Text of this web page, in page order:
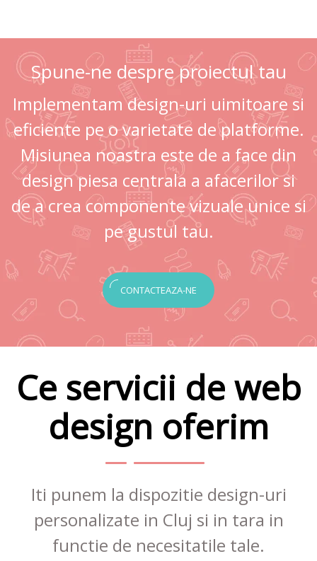
Spune-ne despre proiectul tau
Implementam design-uri uimitoare si
eficiente pe o varietate de platforme.
Misiunea noastra este de a face din
design piesa centrala a afacerilor si
de a crea componente vizuale unice si
pe gustul tau.
CONTACTEAZA-NE
Ce servicii de web
design oferim
Iti punem la dispozitie design-uri
personalizate in Cluj si in tara in
functie de necesitatile tale.